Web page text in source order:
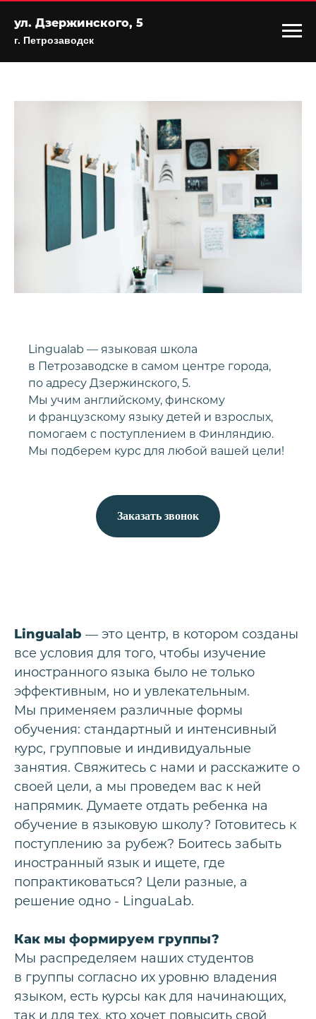
ул. Дзержинского, 5
г. Петрозаводск
Lingualab — языковая школа
в Петрозаводске в самом центре города,
по адресу Дзержинского, 5.
Мы учим английскому, финскому
и французскому языку детей и взрослых,
помогаем с поступлением в Финляндию.
Мы подберем курс для любой вашей цели!
Заказать звонок
Lingualab — это центр, в котором созданы
все условия для того, чтобы изучение
иностранного языка было не только
эффективным, но и увлекательным.
Мы применяем различные формы
обучения: стандартный и интенсивный
курс, групповые и индивидуальные
занятия. Свяжитесь с нами и расскажите о
своей цели, а мы проведем вас к ней
напрямик. Думаете отдать ребенка на
обучение в языковую школу? Готовитесь к
поступлению за рубеж? Боитесь забыть
иностранный язык и ищете, где
попрактиковаться? Цели разные, а
решение одно - LinguaLab.
Как мы формируем группы?
Мы распределяем наших студентов
в группы согласно их уровню владения
языком, есть курсы как для начинающих,
так и для тех, кто хочет повысить свой